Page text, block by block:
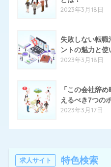
はたらいく
ハタラクティブ
ほいく畑
マスメディアン
2023年3月18日
失敗しない転職
ントの魅力と使
2023年3月18日
「この会社辞
えるべき7つの
2023年3月17日
求人サイト 特色検索